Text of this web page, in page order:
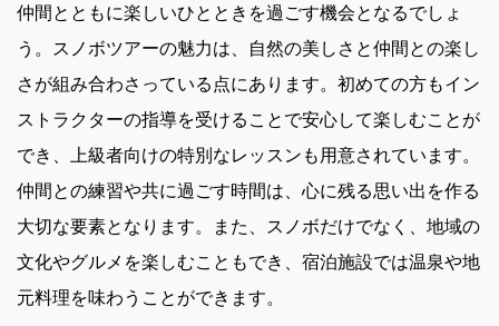
仲間とともに楽しいひとときを過ごす機会となるでしょ
う。スノボツアーの魅力は、自然の美しさと仲間との楽し
さが組み合わさっている点にあります。初めての方もイン
ストラクターの指導を受けることで安心して楽しむことが
でき、上級者向けの特別なレッスンも用意されています。
仲間との練習や共に過ごす時間は、心に残る思い出を作る
大切な要素となります。また、スノボだけでなく、地域の
文化やグルメを楽しむこともでき、宿泊施設では温泉や地
元料理を味わうことができます。